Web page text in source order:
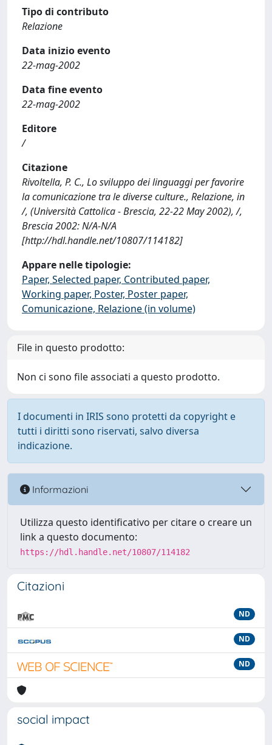
Tipo di contributo
Relazione
Data inizio evento
22-mag-2002
Data fine evento
22-mag-2002
Editore
/
Citazione
Rivoltella, P. C., Lo sviluppo dei linguaggi per favorire
la comunicazione tra le diverse culture., Relazione, in
/, (Università Cattolica - Brescia, 22-22 May 2002), /,
Brescia 2002: N/A-N/A
[http://hdl.handle.net/10807/114182]
Appare nelle tipologie:
Paper, Selected paper, Contributed paper,
Working paper, Poster, Poster paper,
Comunicazione, Relazione (in volume)
File in questo prodotto:
Non ci sono file associati a questo prodotto.
I documenti in IRIS sono protetti da copyright e
tutti i diritti sono riservati, salvo diversa
indicazione.
Informazioni
Utilizza questo identificativo per citare o creare un
link a questo documento:
https://hdl.handle.net/10807/114182
Citazioni
ND
ND
ND
social impact